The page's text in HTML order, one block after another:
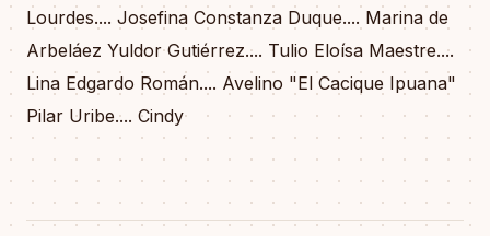
Lourdes.... Josefina Constanza Duque.... Marina de
Arbeláez Yuldor Gutiérrez.... Tulio Eloísa Maestre....
Lina Edgardo Román.... Avelino "El Cacique Ipuana"
Pilar Uribe.... Cindy